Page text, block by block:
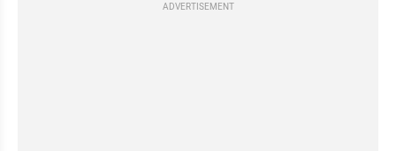
ADVERTISEMENT